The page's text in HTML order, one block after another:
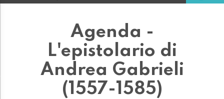
Agenda -
L'epistolario di
Andrea Gabrieli
(1557-1585)